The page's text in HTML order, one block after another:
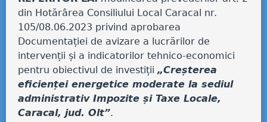
din Hotărârea Consiliului Local Caracal nr.
105/08.06.2023 privind aprobarea
Documentației de avizare a lucrărilor de
intervenții și a indicatorilor tehnico-economici
pentru obiectivul de investiții „Creșterea
eficienței energetice moderate la sediul
administrativ Impozite și Taxe Locale,
Caracal, jud. Olt”.